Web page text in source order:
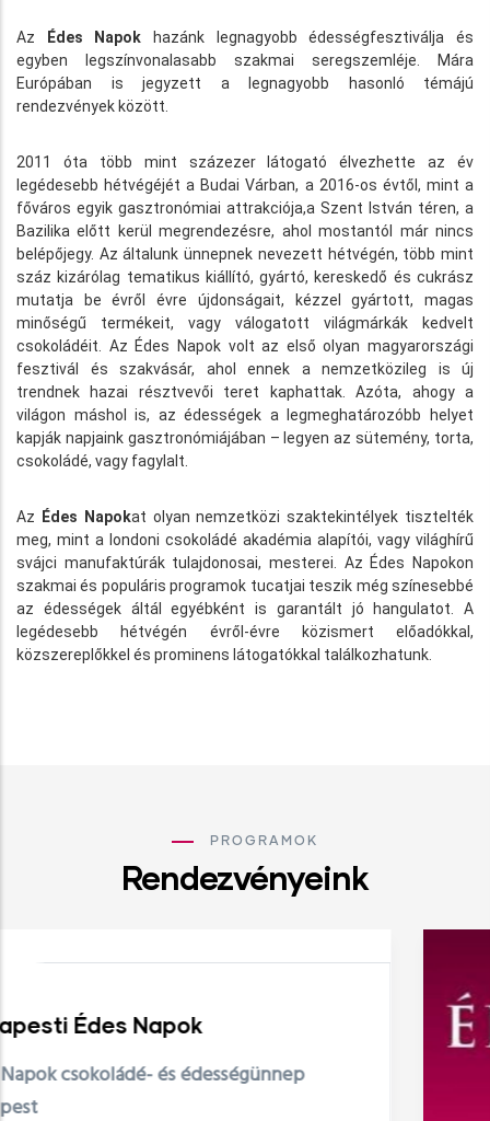
Az Édes Napok hazánk legnagyobb édességfesztiválja és
egyben legszínvonalasabb szakmai seregszemléje. Mára
Európában is jegyzett a legnagyobb hasonló témájú
rendezvények között.
2011 óta több mint százezer látogató élvezhette az év
legédesebb hétvégéjét a Budai Várban, a 2016-os évtől, mint a
főváros egyik gasztronómiai attrakciója,a Szent István téren, a
Bazilika előtt kerül megrendezésre, ahol mostantól már nincs
belépőjegy. Az általunk ünnepnek nevezett hétvégén, több mint
száz kizárólag tematikus kiállító, gyártó, kereskedő és cukrász
mutatja be évről évre újdonságait, kézzel gyártott, magas
minőségű termékeit, vagy válogatott világmárkák kedvelt
csokoládéit. Az Édes Napok volt az első olyan magyarországi
fesztivál és szakvásár, ahol ennek a nemzetközileg is új
trendnek hazai résztvevői teret kaphattak. Azóta, ahogy a
világon máshol is, az édességek a legmeghatározóbb helyet
kapják napjaink gasztronómiájában – legyen az sütemény, torta,
csokoládé, vagy fagylalt.
Az Édes Napokat olyan nemzetközi szaktekintélyek tisztelték
meg, mint a londoni csokoládé akadémia alapítói, vagy világhírű
svájci manufaktúrák tulajdonosai, mesterei. Az Édes Napokon
szakmai és populáris programok tucatjai teszik még színesebbé
az édességek áltál egyébként is garantált jó hangulatot. A
legédesebb hétvégén évről-évre közismert előadókkal,
közszereplőkkel és prominens látogatókkal találkozhatunk.
PROGRAMOK
Rendezvényeink